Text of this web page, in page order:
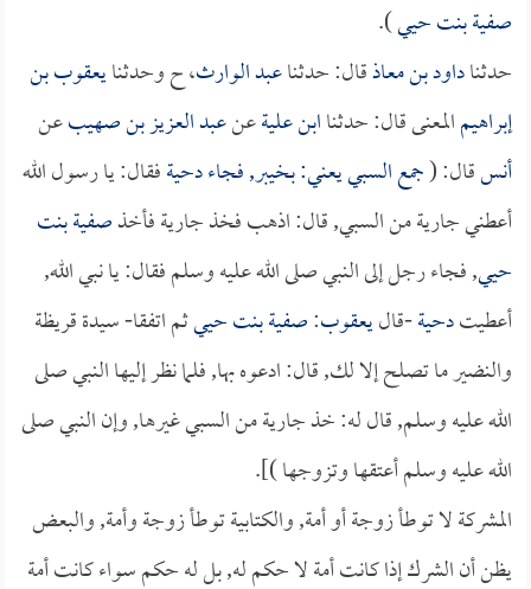
صفية بنت حيي).
حدثناداود بن معاذقال: حدثناعبد الوارث، ح وحدثنايعقوب بن
إبراهيمالمعنى قال: حدثناابن عليةعنعبد العزيز بن صهيبعن
أنسقال: (جمع السبي يعني: بخيبر, فجاءدحيةفقال: يا رسول الله
أعطني جارية من السبي, قال: اذهب فخذ جارية فأخذصفية بنت
حيي, فجاء رجل إلى النبي صلى الله عليه وسلم فقال: يا نبي الله,
أعطيتدحية-قاليعقوب:صفية بنت حييثم اتفقا- سيدة قريظة
والنضير ما تصلح إلا لك, قال: ادعوه بها, فلما نظر إليها النبي صلى
الله عليه وسلم, قال له: خذ جارية من السبي غيرها, وإن النبي صلى
الله عليه وسلم أعتقها وتزوجها )].
المشركة لا توطأ زوجة أو أمة, والكتابية توطأ زوجة وأمة, والبعض
يظن أن الشرك إذا كانت أمة لا حكم له, بل له حكم سواء كانت أمة